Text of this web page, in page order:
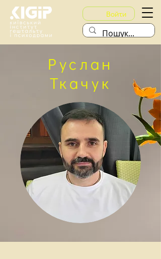
Войти
Руслан
Ткачук